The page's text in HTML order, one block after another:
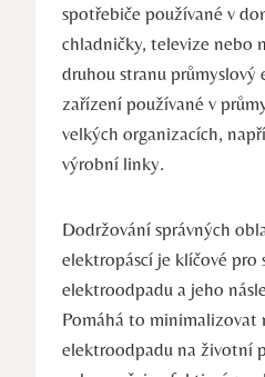
spotřebiče používané v
chladničky, televize nebo
druhou stranu
zařízení používané v
velkých organizacích,
výrobní linky.
Dodržování správných
elektropáscí je klíčové pro
elektroodpadu a jeho
Pomáhá to minimalizovat
elektroodpadu na životní